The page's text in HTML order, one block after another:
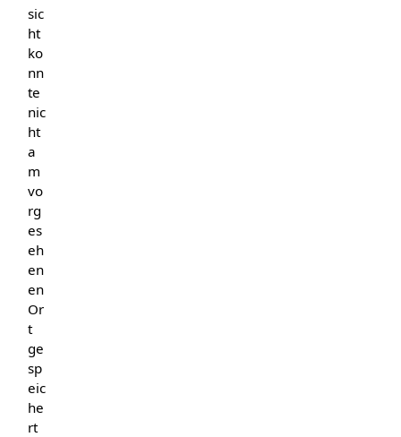
sic
ht
ko
nn
te
nic
ht
a
m
vo
rg
es
eh
en
en
Or
t
ge
sp
eic
he
rt